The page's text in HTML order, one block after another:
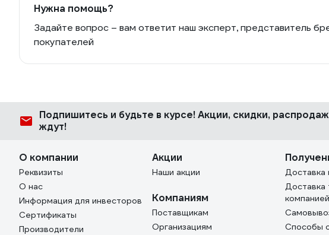
Нужна помощь?
Задайте вопрос – вам ответит наш эксперт, представитель
покупателей
Подпишитесь и будьте в курсе! Акции, скидки,
ждут!
О компании
Реквизиты
О нас
Информация для инвесторов
Сертификаты
Производители
Акции
Наши акции
Компаниям
Поставщикам
Организациям
Доставка
Доставка
компанией
Способы